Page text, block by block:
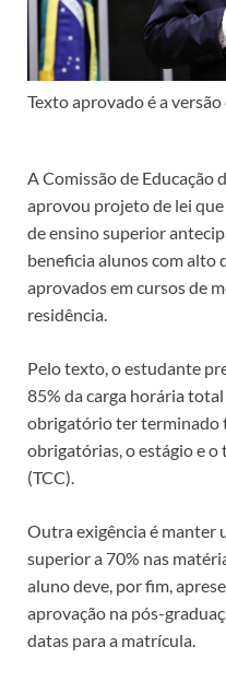
Texto aprovado é a
A Comissão de Educação
aprovou projeto de lei
de ensino superior
beneficia alunos com alto
aprovados em cursos de
residência.
Pelo texto, o estudante
85% da carga horária
obrigatório ter terminado
obrigatórias, o estágio e o
(TCC).
Outra exigência é manter
superior a 70% nas
aluno deve, por fim,
aprovação na pós-
datas para a matrícula.